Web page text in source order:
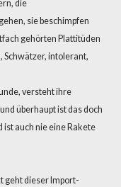
die
sie beschimpfen
gehörten Plattitüden
Schwätzer, intolerant,
versteht ihre
überhaupt ist das doch
ist auch nie eine Rakete
geht dieser Import-